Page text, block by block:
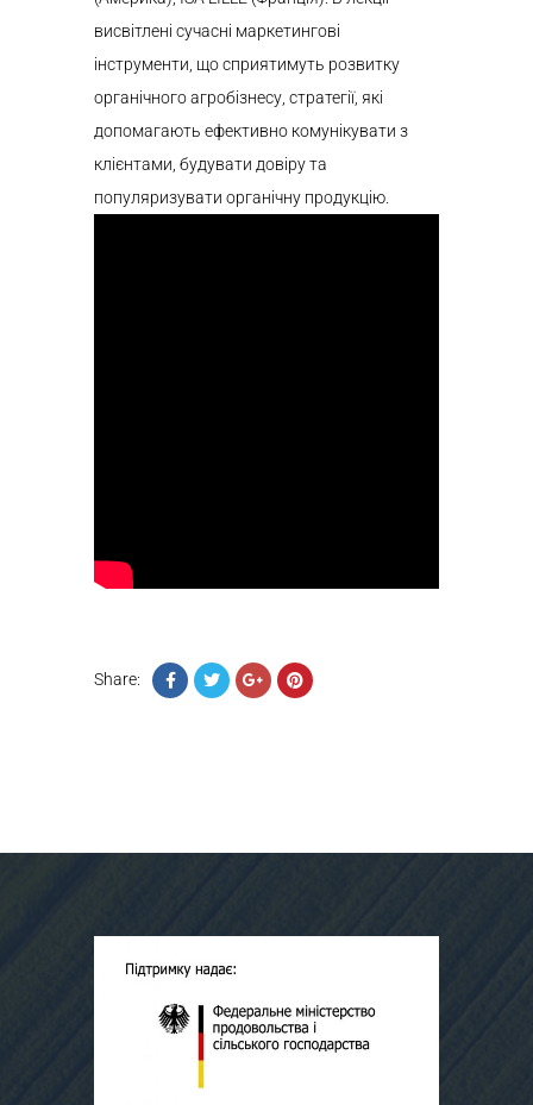
висвітлені сучасні маркетингові
інструменти, що сприятимуть розвитку
органічного агробізнесу, стратегії, які
допомагають ефективно комунікувати з
клієнтами, будувати довіру та
популяризувати органічну продукцію.
Share: